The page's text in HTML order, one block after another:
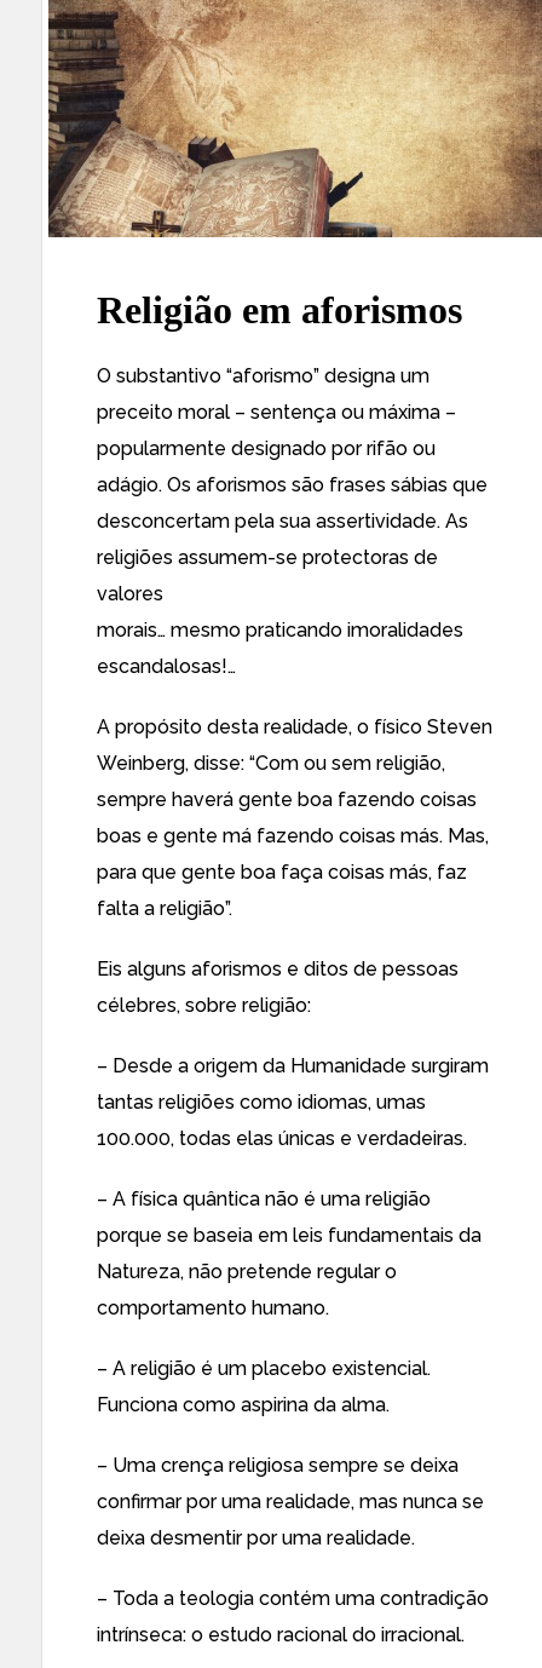
Religião em aforismos
O substantivo “aforismo” designa um
preceito moral – sentença ou máxima –
popularmente designado por rifão ou
adágio. Os aforismos são frases sábias que
desconcertam pela sua assertividade. As
religiões assumem-se protectoras de
valores
morais… mesmo praticando imoralidades
escandalosas!…
A propósito desta realidade, o físico Steven
Weinberg, disse: “Com ou sem religião,
sempre haverá gente boa fazendo coisas
boas e gente má fazendo coisas más. Mas,
para que gente boa faça coisas más, faz
falta a religião”.
Eis alguns aforismos e ditos de pessoas
célebres, sobre religião:
– Desde a origem da Humanidade surgiram
tantas religiões como idiomas, umas
100.000, todas elas únicas e verdadeiras.
– A física quântica não é uma religião
porque se baseia em leis fundamentais da
Natureza, não pretende regular o
comportamento humano.
– A religião é um placebo existencial.
Funciona como aspirina da alma.
– Uma crença religiosa sempre se deixa
confirmar por uma realidade, mas nunca se
deixa desmentir por uma realidade.
– Toda a teologia contém uma contradição
intrínseca: o estudo racional do irracional.